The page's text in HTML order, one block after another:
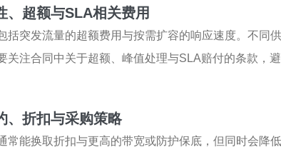
、超额与SLA相关费用
括突发流量的超额费用与按需扩容的响应速度。不同
关注合同中关于超额、峰值处理与SLA赔付的条款，
、折扣与采购策略
常能换取折扣与更高的带宽或防护保底，但同时会降